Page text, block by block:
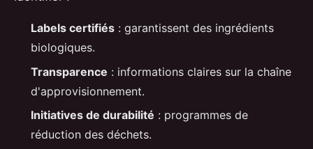
Labels certifiés : garantissent des ingrédients
biologiques.
Transparence : informations claires sur la chaîne
d'approvisionnement.
Initiatives de durabilité : programmes de
réduction des déchets.